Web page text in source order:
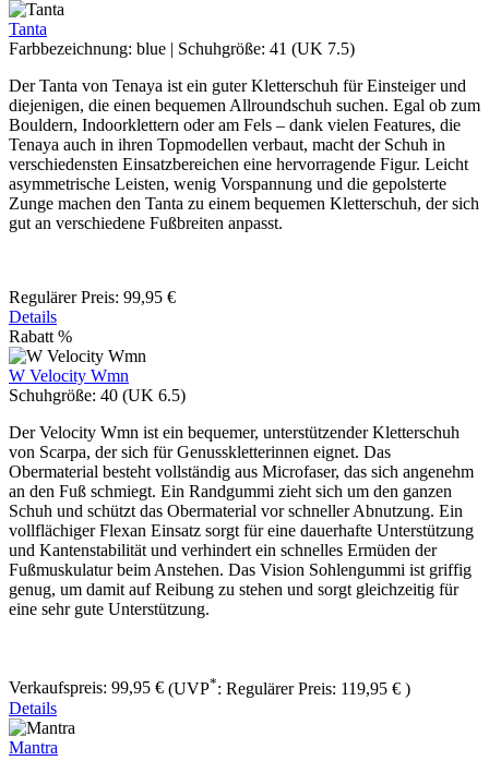
Tanta
Farbbezeichnung: blue | Schuhgröße: 41 (UK 7.5)
Der Tanta von Tenaya ist ein guter Kletterschuh für Einsteiger und
diejenigen, die einen bequemen Allroundschuh suchen. Egal ob zum
Bouldern, Indoorklettern oder am Fels – dank vielen Features, die
Tenaya auch in ihren Topmodellen verbaut, macht der Schuh in
verschiedensten Einsatzbereichen eine hervorragende Figur. Leicht
asymmetrische Leisten, wenig Vorspannung und die gepolsterte
Zunge machen den Tanta zu einem bequemen Kletterschuh, der sich
gut an verschiedene Fußbreiten anpasst.
Regulärer Preis: 99,95 €
Details
Rabatt %
W Velocity Wmn
Schuhgröße: 40 (UK 6.5)
Der Velocity Wmn ist ein bequemer, unterstützender Kletterschuh
von Scarpa, der sich für Genusskletterinnen eignet. Das
Obermaterial besteht vollständig aus Microfaser, das sich angenehm
an den Fuß schmiegt. Ein Randgummi zieht sich um den ganzen
Schuh und schützt das Obermaterial vor schneller Abnutzung. Ein
vollflächiger Flexan Einsatz sorgt für eine dauerhafte Unterstützung
und Kantenstabilität und verhindert ein schnelles Ermüden der
Fußmuskulatur beim Anstehen. Das Vision Sohlengummi ist griffig
genug, um damit auf Reibung zu stehen und sorgt gleichzeitig für
eine sehr gute Unterstützung.
Verkaufspreis: 99,95 € (UVP*: Regulärer Preis: 119,95 € )
Details
Mantra